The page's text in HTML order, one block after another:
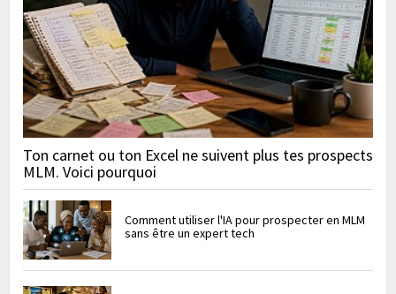
Ton carnet ou ton Excel ne suivent plus tes prospects
MLM. Voici pourquoi
Comment utiliser l'IA pour prospecter en MLM
sans être un expert tech